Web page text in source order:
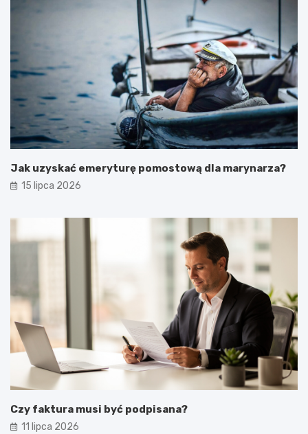
Jak uzyskać emeryturę pomostową dla marynarza?
15 lipca 2026
Czy faktura musi być podpisana?
11 lipca 2026